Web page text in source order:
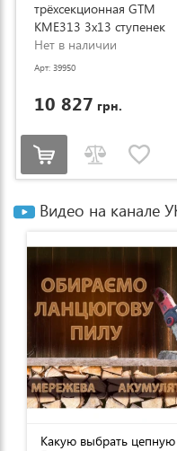
трёхсекционная GTM
KME313 3x13 ступенек
3.53-8.93м (KME313)
Нет в наличии
Арт: 39950
10 827 грн.
Видео на канале
Какую выбрать